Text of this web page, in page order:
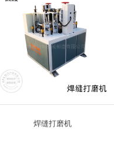
焊缝打磨机